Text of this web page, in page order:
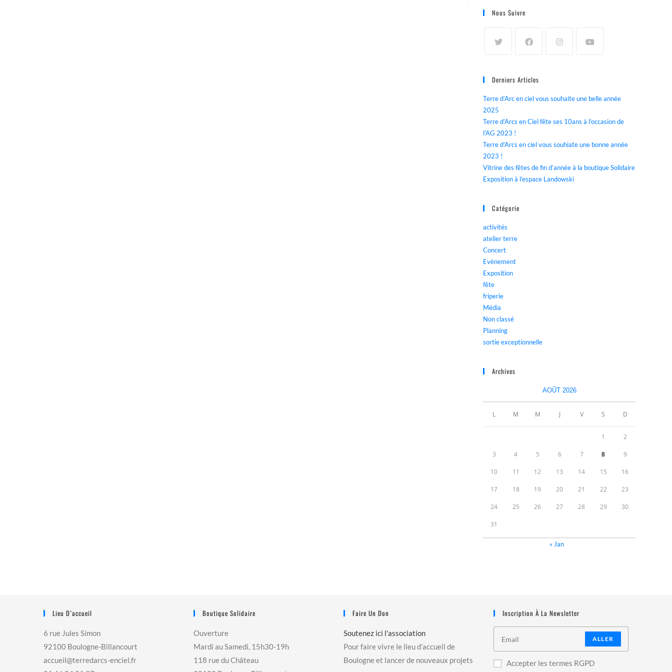
Nous Suivre
Derniers Articles
Terre d’Arc en ciel vous souhaite une belle année
2025
Terre d’Arcs en Ciel fête ses 10ans à l’occasion de
l’AG 2023 !
Terre d’Arcs en ciel vous souhiate une bonne année
2023 !
Vitrine des fêtes de fin d’année à la boutique Solidaire
Exposition à l’espace Landowski
Catégorie
activités
atelier terre
Concert
Evènement
Exposition
fête
friperie
Média
Non classé
Planning
sortie exceptionnelle
Archives
AOÛT 2026
L M M J V S D
1 2
3 4 5 6 7 8 9
10 11 12 13 14 15 16
17 18 19 20 21 22 23
24 25 26 27 28 29 30
31
« Jan
Lieu D’accueil
6 rue Jules Simon
92100 Boulogne-Billancourt
accueil@terredarcs-enciel.fr
Boutique Solidaire
Ouverture
Mardi au Samedi, 15h30-19h
118 rue du Château
Faire Un Don
Soutenez ici l'association
Pour faire vivre le lieu d'accueil de
Boulogne et lancer de nouveaux projets
Inscription À La Newsletter
ALLER
Accepter les termes RGPD